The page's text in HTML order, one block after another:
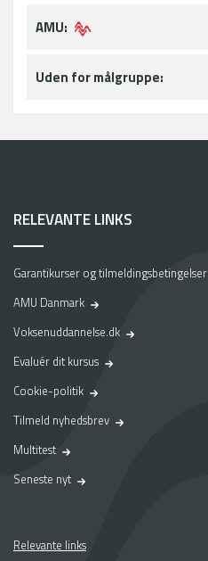
–
e
r
e
s
e
i
a
r
k
k
AMU:
Uden for målgruppe:
RELEVANTE LINKS
Garantikurser og tilmeldingsbetingelser
AMU Danmark
Voksenuddannelse.dk
Evaluér dit kursus
Cookie-politik
Tilmeld nyhedsbrev
Multitest
Seneste nyt
Relevante links